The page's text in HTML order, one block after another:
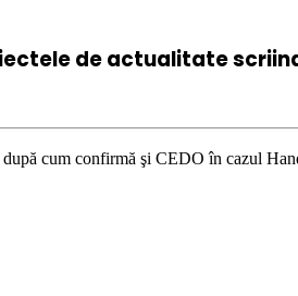
de actualitate
şi CEDO în cazul Handyside